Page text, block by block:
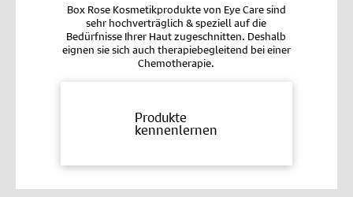
Box Rose Kosmetikprodukte von Eye Care sind
sehr hochverträglich & speziell auf die
Bedürfnisse Ihrer Haut zugeschnitten. Deshalb
eignen sie sich auch therapiebegleitend bei einer
Chemotherapie.
Produkte
kennenlernen